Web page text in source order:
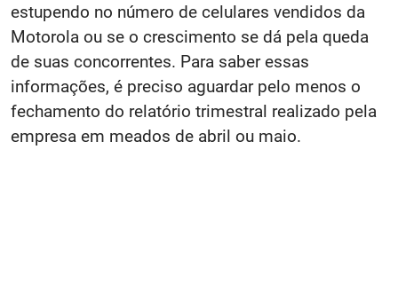
estupendo no número de celulares vendidos da
Motorola ou se o crescimento se dá pela queda
de suas concorrentes. Para saber essas
informações, é preciso aguardar pelo menos o
fechamento do relatório trimestral realizado pela
empresa em meados de abril ou maio.